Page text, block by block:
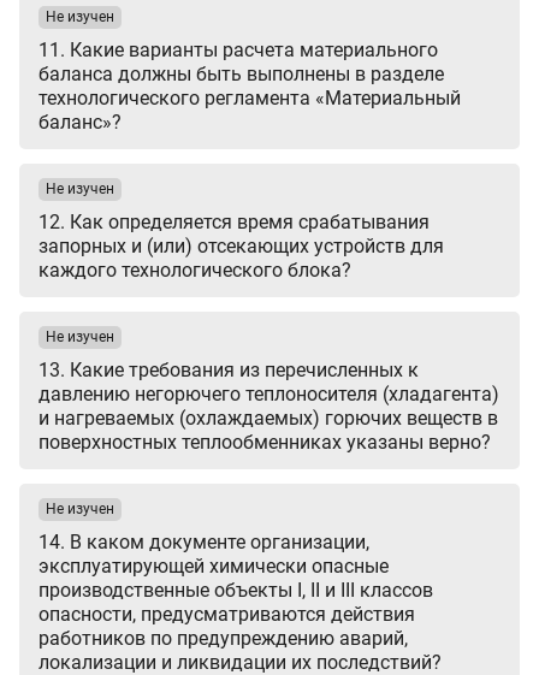
11. Какие варианты расчета материального
баланса должны быть выполнены в разделе
технологического регламента «Материальный
баланс»?
Не изучен
12. Как определяется время срабатывания
запорных и (или) отсекающих устройств для
каждого технологического блока?
Не изучен
13. Какие требования из перечисленных к
давлению негорючего теплоносителя (хладагента)
и нагреваемых (охлаждаемых) горючих веществ в
поверхностных теплообменниках указаны верно?
Не изучен
14. В каком документе организации,
эксплуатирующей химически опасные
производственные объекты I, II и III классов
опасности, предусматриваются действия
работников по предупреждению аварий,
локализации и ликвидации их последствий?
Не изучен